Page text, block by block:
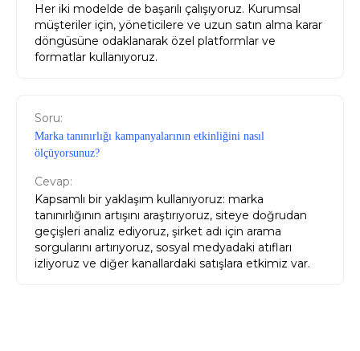
Her iki modelde de başarılı çalışıyoruz. Kurumsal
müşteriler için, yöneticilere ve uzun satın alma karar
döngüsüne odaklanarak özel platformlar ve
formatlar kullanıyoruz.
Soru:
Marka tanınırlığı kampanyalarının etkinliğini nasıl
ölçüyorsunuz?
Cevap:
Kapsamlı bir yaklaşım kullanıyoruz: marka
tanınırlığının artışını araştırıyoruz, siteye doğrudan
geçişleri analiz ediyoruz, şirket adı için arama
sorgularını artırıyoruz, sosyal medyadaki atıfları
izliyoruz ve diğer kanallardaki satışlara etkimiz var.